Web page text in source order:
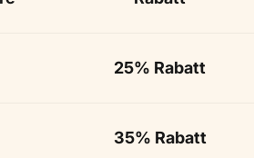
25% Rabatt
35% Rabatt